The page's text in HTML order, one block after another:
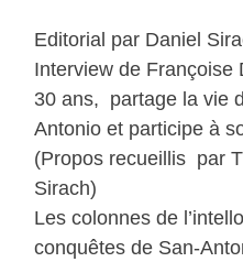
Editorial par Daniel
Interview de Françoise
30 ans, partage la vie
Antonio et participe à
(Propos recueillis par
Sirach)
Les colonnes de
conquêtes de San-